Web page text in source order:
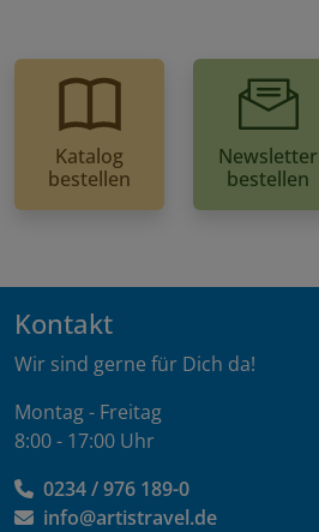
Katalog
bestellen
Newsletter
bestellen
Kontakt
Wir sind gerne für Dich da!
Montag - Freitag
8:00 - 17:00 Uhr
0234 / 976 189-0
info@artistravel.de